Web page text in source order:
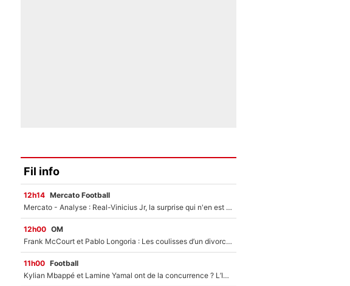
Fil info
12h14 Mercato Football
Mercato - Analyse : Real-Vinicius Jr, la surprise qui n'en est pas une...
12h00 OM
Frank McCourt et Pablo Longoria : Les coulisses d’un divorce coûteux qui ruine l’OM à petit feu…
11h00 Football
Kylian Mbappé et Lamine Yamal ont de la concurrence ? L’IA annonce les 5 joueurs qui vont dominer le football dans les années à venir !